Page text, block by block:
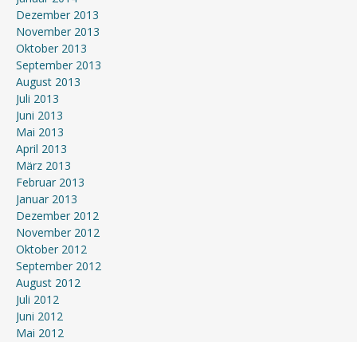
Dezember 2013
November 2013
Oktober 2013
September 2013
August 2013
Juli 2013
Juni 2013
Mai 2013
April 2013
März 2013
Februar 2013
Januar 2013
Dezember 2012
November 2012
Oktober 2012
September 2012
August 2012
Juli 2012
Juni 2012
Mai 2012